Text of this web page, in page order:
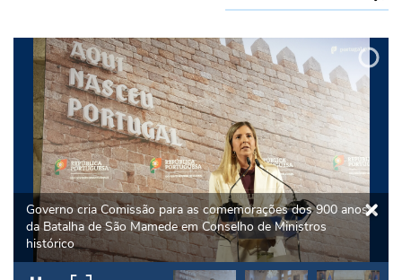
Governo cria Comissão para as comemorações dos 900 anos
da Batalha de São Mamede em Conselho de Ministros
histórico